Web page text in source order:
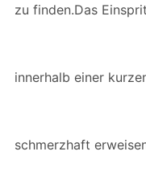
zu finden.Das
innerhalb einer
schmerzhaft